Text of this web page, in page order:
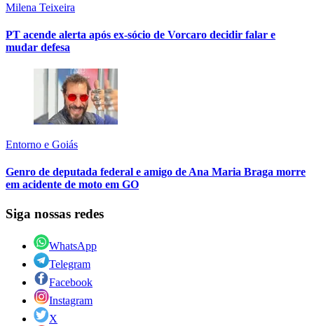
Milena Teixeira
PT acende alerta após ex-sócio de Vorcaro decidir falar e
mudar defesa
Entorno e Goiás
Genro de deputada federal e amigo de Ana Maria Braga morre
em acidente de moto em GO
Siga nossas redes
WhatsApp
Telegram
Facebook
Instagram
X